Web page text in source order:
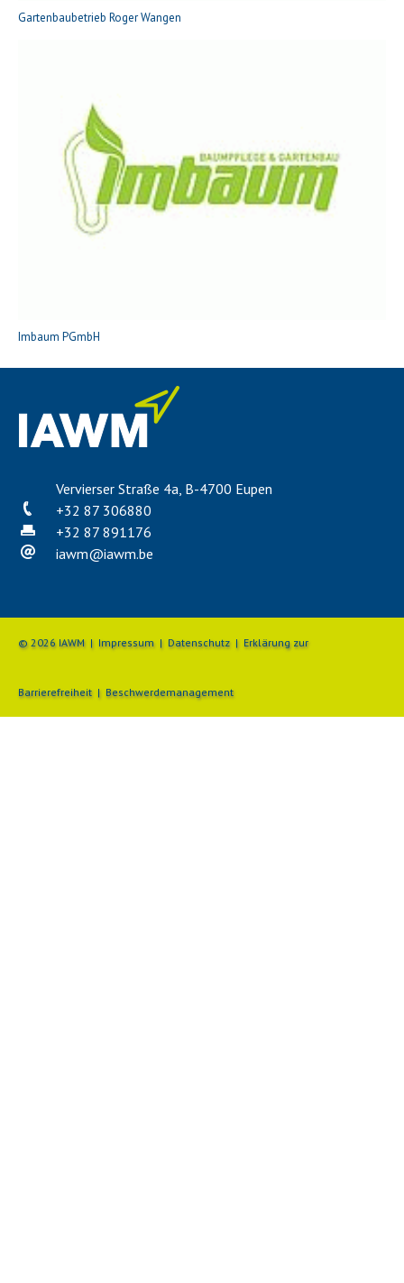
Gartenbaubetrieb Roger Wangen
Imbaum PGmbH
Vervierser Straße 4a, B-4700 Eupen
+32 87 306880
+32 87 891176
iawm@iawm.be
© 2026 IAWM | Impressum| Datenschutz| Erklärung zur
Barrierefreiheit | Beschwerdemanagement